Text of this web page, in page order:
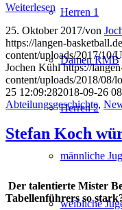
Herren 1
Damen RMB
Herren 2
männliche
weibliche
Weiterlesen
25. Oktober 2017/von
https://langen-
content/uploads/2017/10/
Jochen Kühl https://
content/uploads/2018/08/
25 12:09:282018-09-26
Abteilungsgeschichte,
Stefan Koch
Der talentierte Mister
Tabellenführers so